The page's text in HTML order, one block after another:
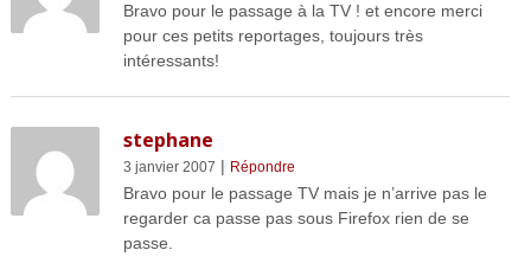
Bravo pour le passage à la TV ! et encore merci
pour ces petits reportages, toujours très
intéressants!
stephane
3 janvier 2007 | Répondre
Bravo pour le passage TV mais je n’arrive pas le
regarder ca passe pas sous Firefox rien de se
passe.